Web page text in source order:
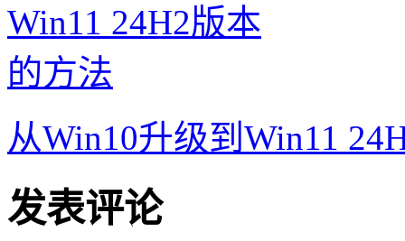
从Win10升级到Win11
发表评论